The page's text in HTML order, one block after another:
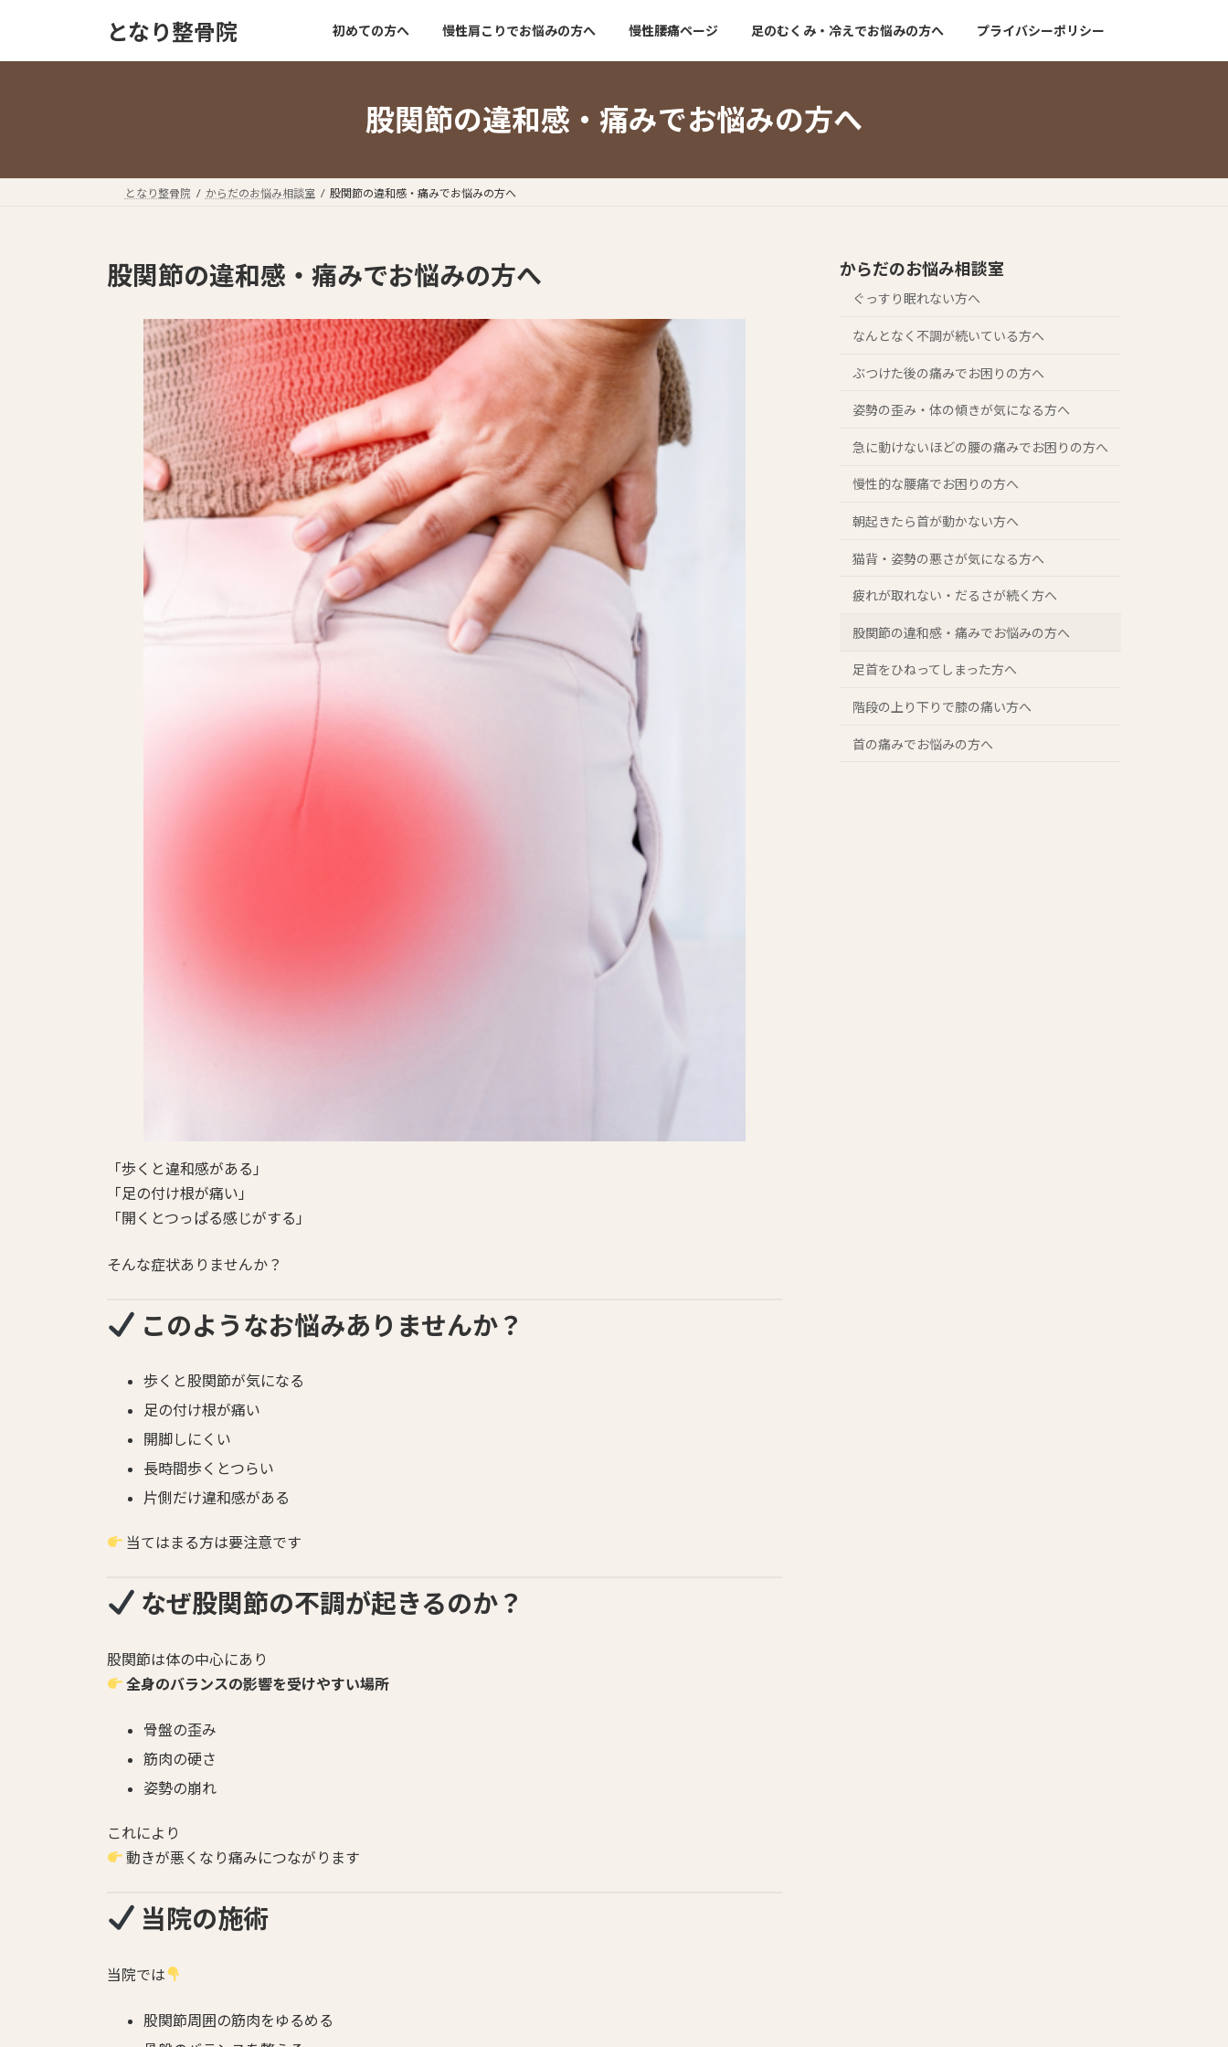
となり整骨院 初めての方へ 慢性肩こりでお悩みの方へ 慢性腰痛ページ 足のむくみ・冷えでお悩みの方へ プライバシーポリシー
股関節の違和感・痛みでお悩みの方へ
となり整骨院 からだのお悩み相談室 股関節の違和感・痛みでお悩みの方へ
股関節の違和感・痛みでお悩みの方へ
「歩くと違和感がある」
「足の付け根が痛い」
「開くとつっぱる感じがする」
そんな症状ありませんか？
このようなお悩みありませんか？
歩くと股関節が気になる
足の付け根が痛い
開脚しにくい
長時間歩くとつらい
片側だけ違和感がある
当てはまる方は要注意です
なぜ股関節の不調が起きるのか？
股関節は体の中心にあり
全身のバランスの影響を受けやすい場所
骨盤の歪み
筋肉の硬さ
姿勢の崩れ
これにより
動きが悪くなり痛みにつながります
当院の施術
当院では
股関節周囲の筋肉をゆるめる
からだのお悩み相談室
ぐっすり眠れない方へ
なんとなく不調が続いている方へ
ぶつけた後の痛みでお困りの方へ
姿勢の歪み・体の傾きが気になる方へ
急に動けないほどの腰の痛みでお困りの方へ
慢性的な腰痛でお困りの方へ
朝起きたら首が動かない方へ
猫背・姿勢の悪さが気になる方へ
疲れが取れない・だるさが続く方へ
股関節の違和感・痛みでお悩みの方へ
足首をひねってしまった方へ
階段の上り下りで膝の痛い方へ
首の痛みでお悩みの方へ